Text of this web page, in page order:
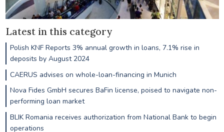
Latest in this category
Polish KNF Reports 3% annual growth in loans, 7.1% rise in
deposits by August 2024
CAERUS advises on whole-loan-financing in Munich
Nova Fides GmbH secures BaFin license, poised to navigate non-
performing loan market
BLIK Romania receives authorization from National Bank to begin
operations